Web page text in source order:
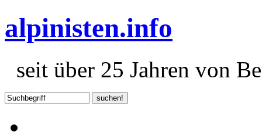
alpinisten.info
seit über 25 Jahren von